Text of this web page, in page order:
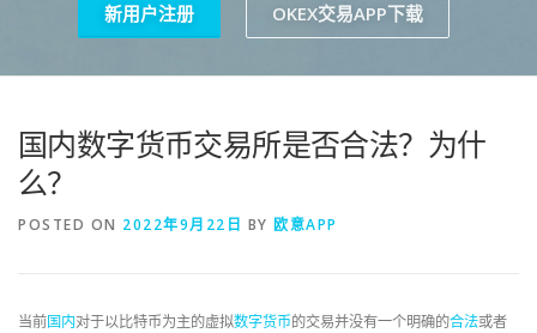
新用户注册 OKEX交易APP下载
国内数字货币交易所是否合法？为什
么？
POSTED ON 2022年9月22日 BY 欧意APP
当前国内对于以比特币为主的虚拟数字货币的交易并没有一个明确的合法或者